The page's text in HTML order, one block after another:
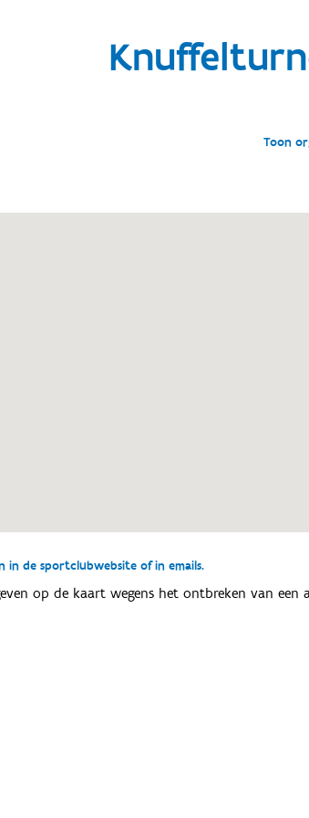
Toon
de sportclubwebsite of in emails.
op de kaart wegens het ontbreken van een